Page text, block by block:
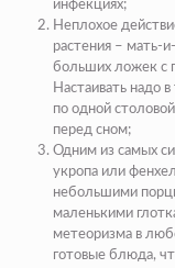
инфекциях;
Неплохое
растения – мать-
больших ложек с
Настаивать надо
по одной
перед сном;
Одним из самых
укропа или
небольшими
маленькими
метеоризма в
готовые блюда,